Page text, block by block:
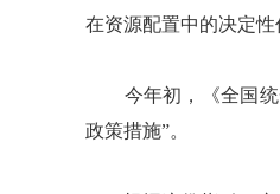
在资源配置中的决定性
今年初，《全国统
政策措施”。